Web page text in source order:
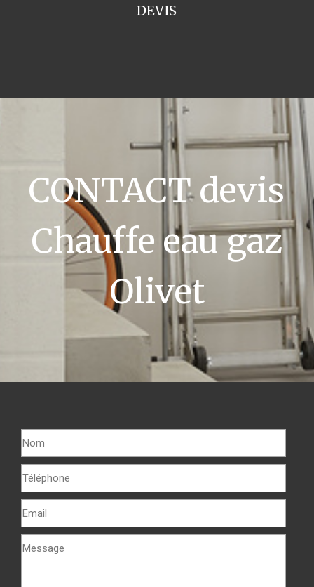
DEVIS
CONTACT devis
Chauffe eau gaz
Olivet